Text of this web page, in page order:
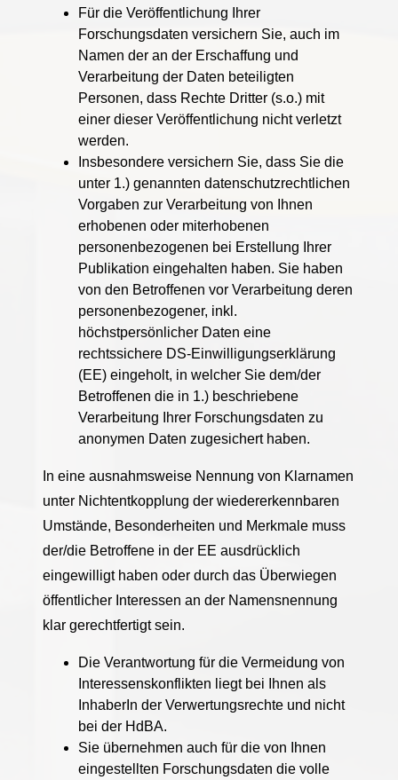
Für die Veröffentlichung Ihrer
Forschungsdaten versichern Sie, auch im
Namen der an der Erschaffung und
Verarbeitung der Daten beteiligten
Personen, dass Rechte Dritter (s.o.) mit
einer dieser Veröffentlichung nicht verletzt
werden.
Insbesondere versichern Sie, dass Sie die
unter 1.) genannten datenschutzrechtlichen
Vorgaben zur Verarbeitung von Ihnen
erhobenen oder miterhobenen
personenbezogenen bei Erstellung Ihrer
Publikation eingehalten haben. Sie haben
von den Betroffenen vor Verarbeitung deren
personenbezogener, inkl.
höchstpersönlicher Daten eine
rechtssichere DS-Einwilligungserklärung
(EE) eingeholt, in welcher Sie dem/der
Betroffenen die in 1.) beschriebene
Verarbeitung Ihrer Forschungsdaten zu
anonymen Daten zugesichert haben.
In eine ausnahmsweise Nennung von Klarnamen
unter Nichtentkopplung der wiedererkennbaren
Umstände, Besonderheiten und Merkmale muss
der/die Betroffene in der EE ausdrücklich
eingewilligt haben oder durch das Überwiegen
öffentlicher Interessen an der Namensnennung
klar gerechtfertigt sein.
Die Verantwortung für die Vermeidung von
Interessenskonflikten liegt bei Ihnen als
InhaberIn der Verwertungsrechte und nicht
bei der HdBA.
Sie übernehmen auch für die von Ihnen
eingestellten Forschungsdaten die volle